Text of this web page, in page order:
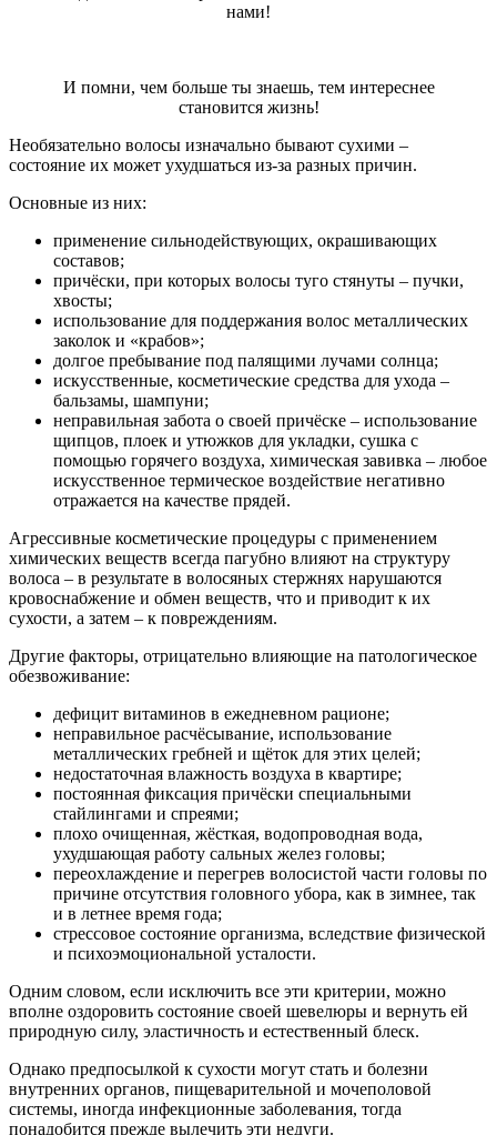
нами!
И помни, чем больше ты знаешь, тем интереснее
становится жизнь!
Необязательно волосы изначально бывают сухими –
состояние их может ухудшаться из-за разных причин.
Основные из них:
применение сильнодействующих, окрашивающих
составов;
причёски, при которых волосы туго стянуты – пучки,
хвосты;
использование для поддержания волос металлических
заколок и «крабов»;
долгое пребывание под палящими лучами солнца;
искусственные, косметические средства для ухода –
бальзамы, шампуни;
неправильная забота о своей причёске – использование
щипцов, плоек и утюжков для укладки, сушка с
помощью горячего воздуха, химическая завивка – любое
искусственное термическое воздействие негативно
отражается на качестве прядей.
Агрессивные косметические процедуры с применением
химических веществ всегда пагубно влияют на структуру
волоса – в результате в волосяных стержнях нарушаются
кровоснабжение и обмен веществ, что и приводит к их
сухости, а затем – к повреждениям.
Другие факторы, отрицательно влияющие на патологическое
обезвоживание:
дефицит витаминов в ежедневном рационе;
неправильное расчёсывание, использование
металлических гребней и щёток для этих целей;
недостаточная влажность воздуха в квартире;
постоянная фиксация причёски специальными
стайлингами и спреями;
плохо очищенная, жёсткая, водопроводная вода,
ухудшающая работу сальных желез головы;
переохлаждение и перегрев волосистой части головы по
причине отсутствия головного убора, как в зимнее, так
и в летнее время года;
стрессовое состояние организма, вследствие физической
и психоэмоциональной усталости.
Одним словом, если исключить все эти критерии, можно
вполне оздоровить состояние своей шевелюры и вернуть ей
природную силу, эластичность и естественный блеск.
Однако предпосылкой к сухости могут стать и болезни
внутренних органов, пищеварительной и мочеполовой
системы, иногда инфекционные заболевания, тогда
понадобится прежде вылечить эти недуги.